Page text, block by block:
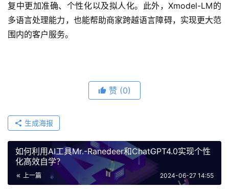
复中更加准确、个性化以及拟人化。此外，Xmodel-LM的
多语言处理能力，也能帮助商家跨越语言障碍，实现更大范
围内的客户服务。
赞 (0)
生成海报
如何利用AI工具Mr.-Ranedeer和ChatGPT4.0实现个性
化高效自学？
上一篇 2024-06-27 14:55